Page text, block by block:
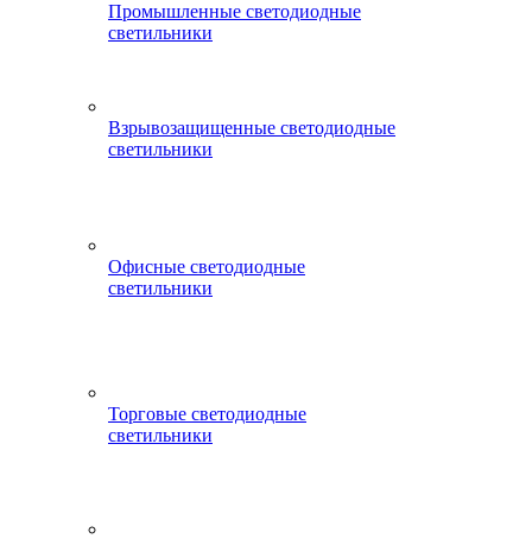
Промышленные светодиодные
светильники
Взрывозащищенные светодиодные
светильники
Офисные светодиодные
светильники
Торговые светодиодные
светильники